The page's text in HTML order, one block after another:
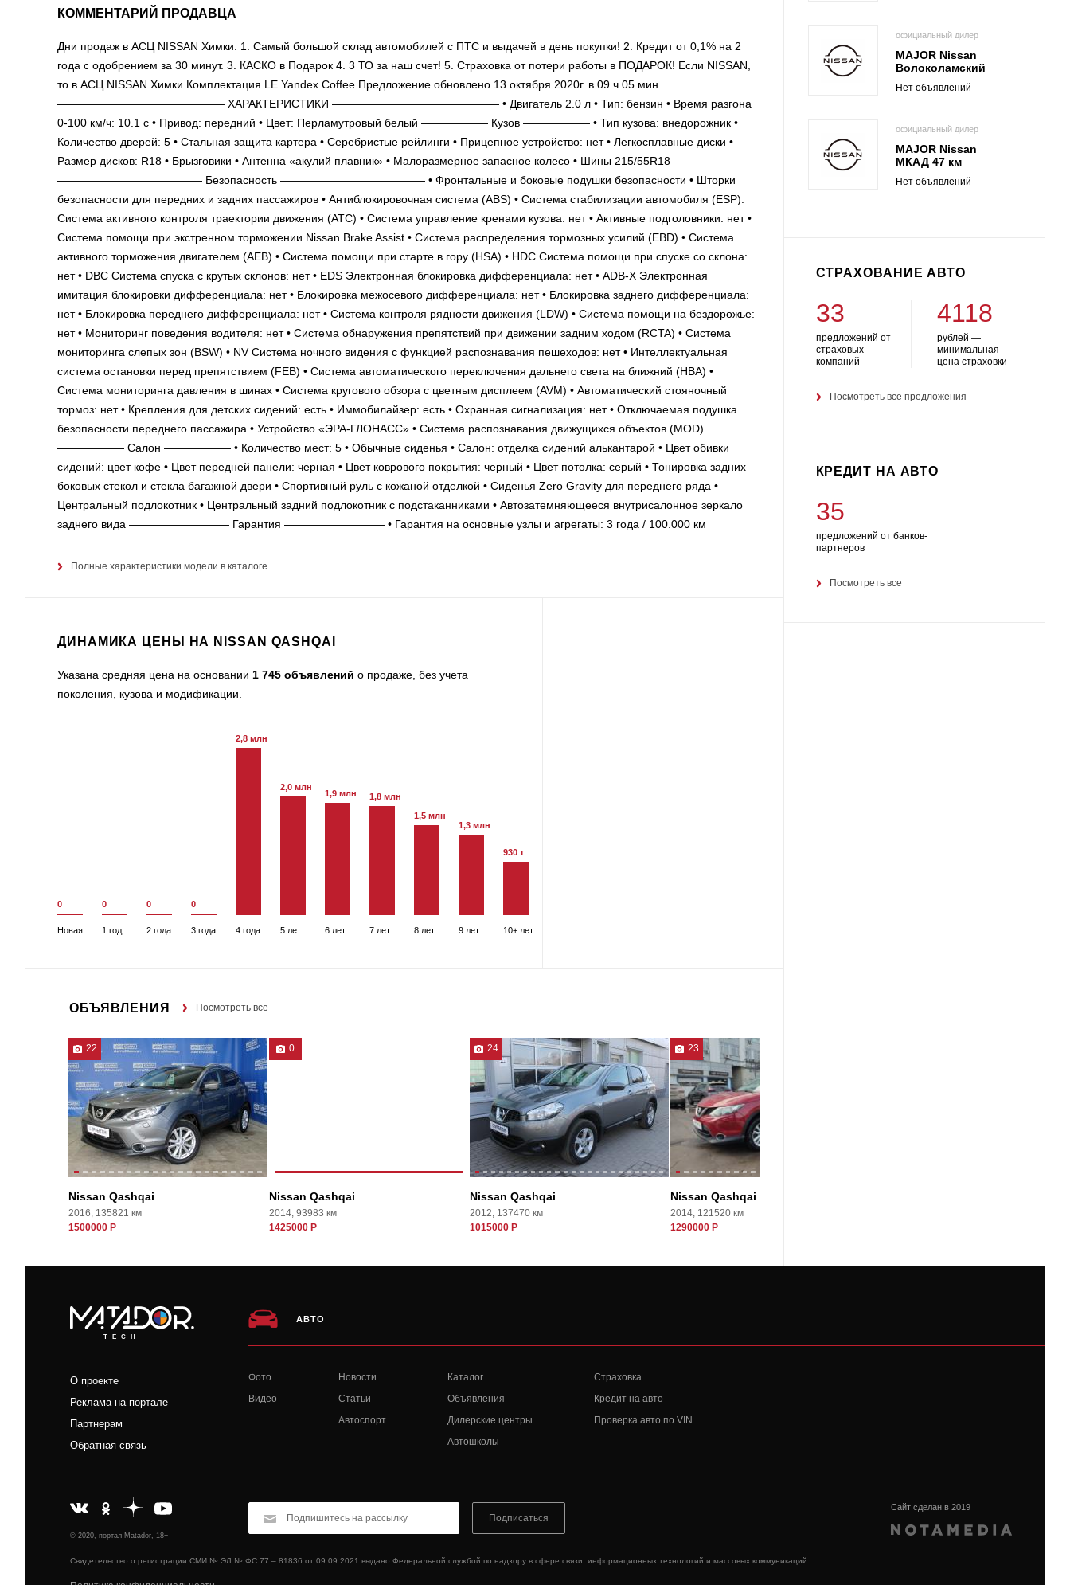
КОММЕНТАРИЙ ПРОДАВЦА
Дни продаж в АСЦ NISSAN Химки: 1. Самый большой склад автомобилей с ПТС и выдачей в день покупки! 2. Кредит от 0,1% на 2
года с одобрением за 30 минут. 3. КАСКО в Подарок 4. 3 ТО за наш счет! 5. Страховка от потери работы в ПОДАРОК! Если NISSAN,
то в АСЦ NISSAN Химки Комплектация LE Yandex Coffee Предложение обновлено 13 октября 2020г. в 09 ч 05 мин.
——————————————— ХАРАКТЕРИСТИКИ ——————————————— • Двигатель 2.0 л • Тип: бензин • Время разгона
0-100 км/ч: 10.1 c • Привод: передний • Цвет: Перламутровый белый —————— Кузов —————— • Тип кузова: внедорожник •
Количество дверей: 5 • Стальная защита картера • Серебристые рейлинги • Прицепное устройство: нет • Легкосплавные диски •
Размер дисков: R18 • Брызговики • Антенна «акулий плавник» • Малоразмерное запасное колесо • Шины 215/55R18
————————————— Безопасность ————————————— • Фронтальные и боковые подушки безопасности • Шторки
безопасности для передних и задних пассажиров • Антиблокировочная система (ABS) • Система стабилизации автомобиля (ESP).
Система активного контроля траектории движения (ATC) • Система управление кренами кузова: нет • Активные подголовники: нет •
Система помощи при экстренном торможении Nissan Brake Assist • Система распределения тормозных усилий (EBD) • Система
активного торможения двигателем (AEB) • Система помощи при старте в гору (HSA) • HDC Система помощи при спуске со склона:
нет • DBC Система спуска с крутых склонов: нет • EDS Электронная блокировка дифференциала: нет • ADB-X Электронная
имитация блокировки дифференциала: нет • Блокировка межосевого дифференциала: нет • Блокировка заднего дифференциала:
нет • Блокировка переднего дифференциала: нет • Система контроля рядности движения (LDW) • Система помощи на бездорожье:
нет • Мониторинг поведения водителя: нет • Система обнаружения препятствий при движении задним ходом (RCTA) • Система
мониторинга слепых зон (BSW) • NV Система ночного видения с функцией распознавания пешеходов: нет • Интеллектуальная
система остановки перед препятствием (FEB) • Система автоматического переключения дальнего света на ближний (HBA) •
Система мониторинга давления в шинах • Система кругового обзора с цветным дисплеем (AVM) • Автоматический стояночный
тормоз: нет • Крепления для детских сидений: есть • Иммобилайзер: есть • Охранная сигнализация: нет • Отключаемая подушка
безопасности переднего пассажира • Устройство «ЭРА-ГЛОНАСС» • Система распознавания движущихся объектов (MOD)
—————— Салон —————— • Количество мест: 5 • Обычные сиденья • Салон: отделка сидений алькантарой • Цвет обивки
сидений: цвет кофе • Цвет передней панели: черная • Цвет коврового покрытия: черный • Цвет потолка: серый • Тонировка задних
боковых стекол и стекла багажной двери • Спортивный руль с кожаной отделкой • Сиденья Zero Gravity для переднего ряда •
Центральный подлокотник • Центральный задний подлокотник с подстаканниками • Автозатемняющееся внутрисалонное зеркало
заднего вида ————————— Гарантия ————————— • Гарантия на основные узлы и агрегаты: 3 года / 100.000 км
Полные характеристики модели в каталоге
ДИНАМИКА ЦЕНЫ НА NISSAN QASHQAI
Указана средняя цена на основании 1 745 объявлений о продаже, без учета
поколения, кузова и модификации.
0
Новая
0
1 год
0
2 года
0
3 года
2,8 млн
4 года
2,0 млн
5 лет
1,9 млн
6 лет
1,8 млн
7 лет
1,5 млн
8 лет
1,3 млн
9 лет
930 т
10+ лет
ОБЪЯВЛЕНИЯ Посмотреть все
22
Nissan Qashqai
2016, 135821 км
1500000 Р
0
Nissan Qashqai
2014, 93983 км
1425000 Р
24
Nissan Qashqai
2012, 137470 км
1015000 Р
23
Nissan Qashqai
2014, 121520 км
1290000 Р
официальный дилер
MAJOR Nissan
Волоколамский
Нет объявлений
официальный дилер
MAJOR Nissan
МКАД 47 км
Нет объявлений
СТРАХОВАНИЕ АВТО
33
предложений от
страховых
компаний
4118
рублей —
минимальная
цена страховки
Посмотреть все предложения
КРЕДИТ НА АВТО
35
предложений от банков-
партнеров
Посмотреть все
TECH
О проекте
Реклама на портале
Партнерам
Обратная связь
АВТО
Фото
Видео
Новости
Статьи
Автоспорт
Каталог
Объявления
Дилерские центры
Автошколы
Страховка
Кредит на авто
Проверка авто по VIN
© 2020, портал Matador, 18+
Свидетельство о регистрации СМИ № ЭЛ № ФС 77 – 81836 от 09.09.2021 выдано Федеральной службой по надзору в сфере связи, информационных технологий и массовых коммуникаций
Подписаться
Сайт сделан в 2019